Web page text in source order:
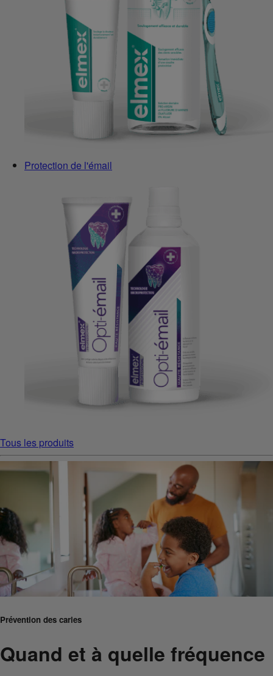
Protection de l'émail
Tous les produits
Prévention des caries
Quand et à quelle fréquence